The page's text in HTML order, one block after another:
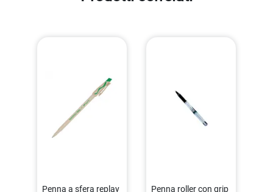
Penna a sfera replay Penna roller con grip